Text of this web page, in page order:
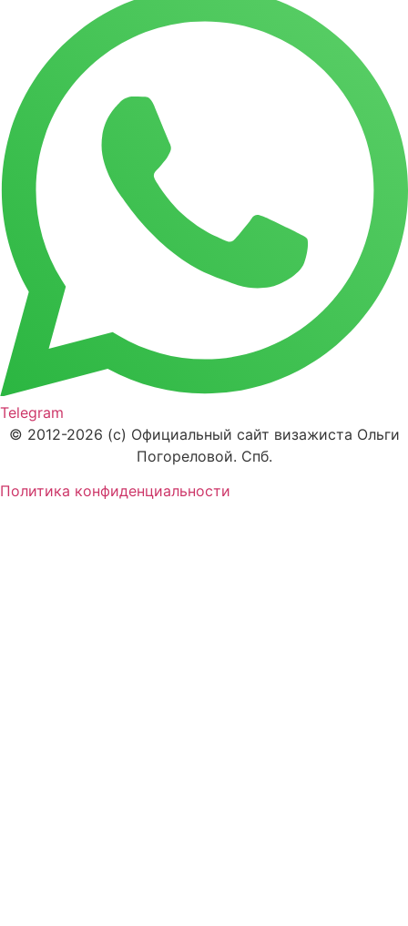
Telegram
© 2012-2026 (c) Официальный сайт визажиста Ольги
Погореловой. Спб.
Политика конфиденциальности